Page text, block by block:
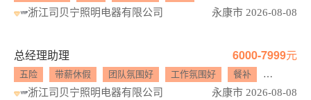
浙江司贝宁照明电器有限公司 永康市 2026-08-08
总经理助理 6000-7999元
五险 带薪休假 团队氛围好 工作氛围好 餐补 住房补贴
浙江司贝宁照明电器有限公司 永康市 2026-08-08